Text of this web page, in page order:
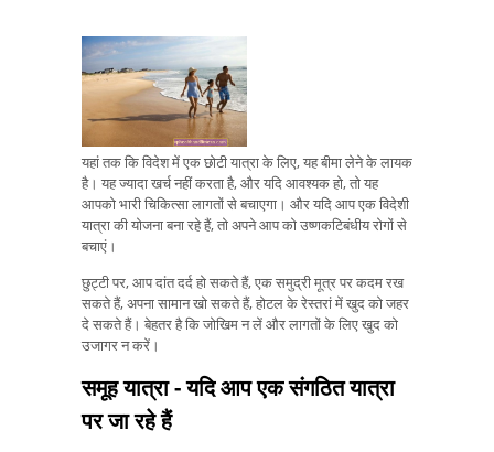
यहां तक ​​कि विदेश में एक छोटी यात्रा के लिए, यह बीमा लेने के लायक
है। यह ज्यादा खर्च नहीं करता है, और यदि आवश्यक हो, तो यह
आपको भारी चिकित्सा लागतों से बचाएगा। और यदि आप एक विदेशी
यात्रा की योजना बना रहे हैं, तो अपने आप को उष्णकटिबंधीय रोगों से
बचाएं।
छुट्टी पर, आप दांत दर्द हो सकते हैं, एक समुद्री मूत्र पर कदम रख
सकते हैं, अपना सामान खो सकते हैं, होटल के रेस्तरां में खुद को जहर
दे सकते हैं। बेहतर है कि जोखिम न लें और लागतों के लिए खुद को
उजागर न करें।
समूह यात्रा - यदि आप एक संगठित यात्रा
पर जा रहे हैं